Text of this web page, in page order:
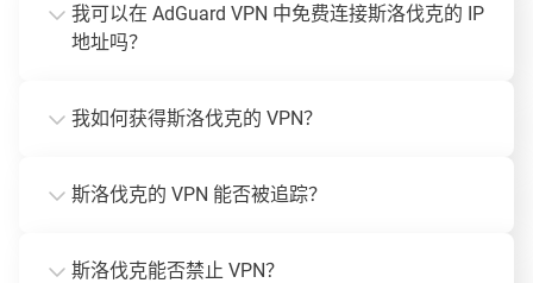
我可以在 AdGuard VPN 中免费连接斯洛伐克的 IP
地址吗？
我如何获得斯洛伐克的 VPN？
斯洛伐克的 VPN 能否被追踪？
斯洛伐克能否禁止 VPN？